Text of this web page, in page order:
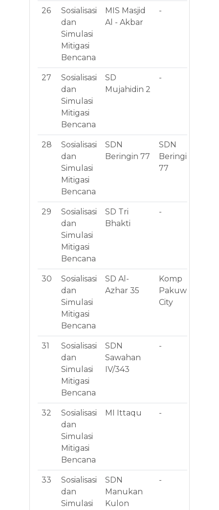
26
Sosialisasi
dan
Simulasi
Mitigasi
Bencana
MIS Masjid
Al - Akbar
-
27
Sosialisasi
dan
Simulasi
Mitigasi
Bencana
SD
Mujahidin 2
-
28
Sosialisasi
dan
Simulasi
Mitigasi
Bencana
SDN
Beringin 77
SDN
Beringin
77
29
Sosialisasi
dan
Simulasi
Mitigasi
Bencana
SD Tri
Bhakti
-
30
Sosialisasi
dan
Simulasi
Mitigasi
Bencana
SD Al-
Azhar 35
Komp
Pakuwn
City
31
Sosialisasi
dan
Simulasi
Mitigasi
Bencana
SDN
Sawahan
IV/343
-
32
Sosialisasi
dan
Simulasi
Mitigasi
Bencana
MI Ittaqu -
33
Sosialisasi
dan
Simulasi
SDN
Manukan
Kulon
-